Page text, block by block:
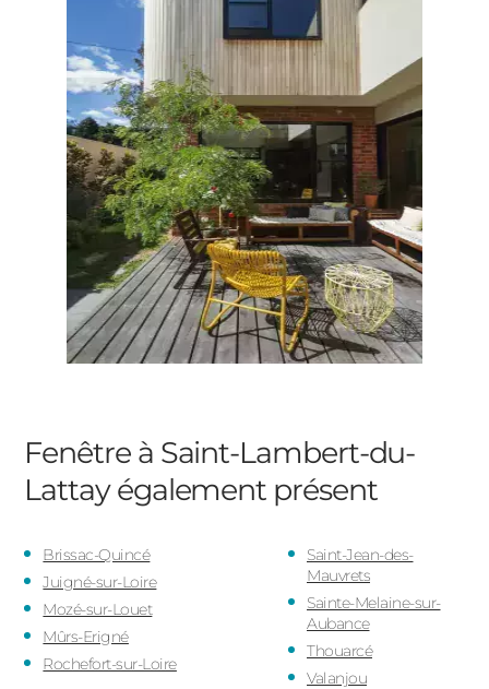
Fenêtre à Saint-Lambert-du-
Lattayégalement présent
Brissac-Quincé
Juigné-sur-Loire
Mozé-sur-Louet
Mûrs-Erigné
Rochefort-sur-Loire
Saint-Jean-des-
Mauvrets
Sainte-Melaine-sur-
Aubance
Thouarcé
Valanjou